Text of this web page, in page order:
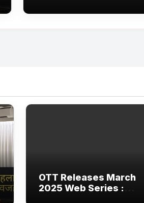
OTT Releases March
2025 Web Series :